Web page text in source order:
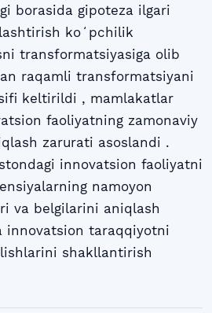
borasida gipoteza ilgari
koʻpchilik
transformatsiyasiga olib
raqamli transformatsiyani
keltirildi , mamlakatlar
faoliyatning zamonaviy
zarurati asoslandi .
innovatsion faoliyatni
namoyon
va belgilarini aniqlash
innovatsion taraqqiyotni
shakllantirish